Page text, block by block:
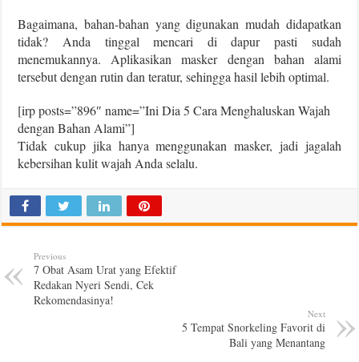
Bagaimana, bahan-bahan yang digunakan mudah didapatkan
tidak? Anda tinggal mencari di dapur pasti sudah
menemukannya. Aplikasikan masker dengan bahan alami
tersebut dengan rutin dan teratur, sehingga hasil lebih optimal.
[irp posts=”896″ name=”Ini Dia 5 Cara Menghaluskan Wajah
dengan Bahan Alami”]
Tidak cukup jika hanya menggunakan masker, jadi jagalah
kebersihan kulit wajah Anda selalu.
Previous
7 Obat Asam Urat yang Efektif
Redakan Nyeri Sendi, Cek
Rekomendasinya!
Next
5 Tempat Snorkeling Favorit di
Bali yang Menantang